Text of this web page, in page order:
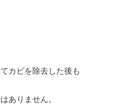
カビを除去した後も
ありません。